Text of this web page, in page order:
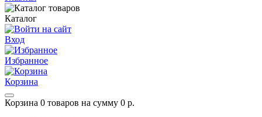
Каталог
Вход
Избранное
Корзина
Корзина 0 товаров на сумму 0 р.